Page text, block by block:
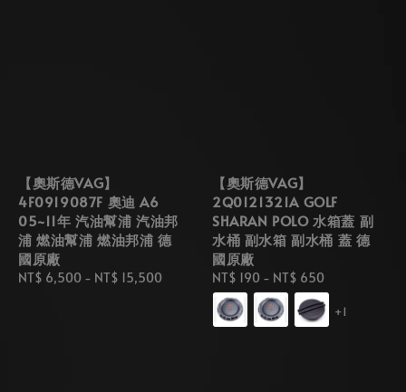
【奧斯德VAG】
4F0919087F 奧迪 A6
05~11年 汽油幫浦 汽油邦
浦 燃油幫浦 燃油邦浦 德
國原廠
Regular
NT$ 6,500 - NT$ 15,500
【奧斯德VAG】
2Q0121321A GOLF
SHARAN POLO 水箱蓋 副
水桶 副水箱 副水桶 蓋 德
國原廠
Regular
price
NT$ 190 - NT$ 650
+1